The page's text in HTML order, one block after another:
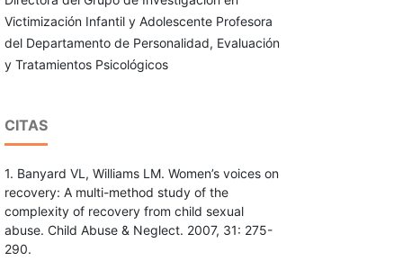
Victimización Infantil y Adolescente Profesora
del Departamento de Personalidad, Evaluación
y Tratamientos Psicológicos
CITAS
1. Banyard VL, Williams LM. Women’s voices on
recovery: A multi-method study of the
complexity of recovery from child sexual
abuse. Child Abuse & Neglect. 2007, 31: 275-
290.